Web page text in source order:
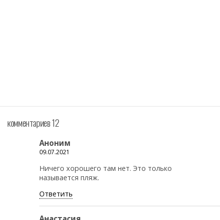
комментариев 12
Аноним
09.07.2021
Ничего хорошего там нет. Это только
называется пляж.
Ответить